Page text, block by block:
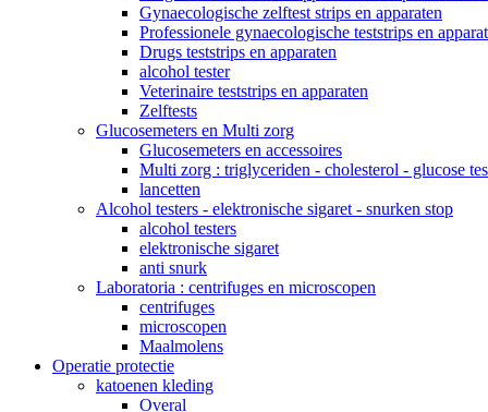
Gynaecologische zelftest strips en apparaten
Professionele gynaecologische teststrips en
Drugs teststrips en apparaten
alcohol tester
Veterinaire teststrips en apparaten
Zelftests
Glucosemeters en Multi zorg
Glucosemeters en accessoires
Multi zorg : triglyceriden - cholesterol - glucose
lancetten
Alcohol testers - elektronische sigaret - snurken stop
alcohol testers
elektronische sigaret
anti snurk
Laboratoria : centrifuges en microscopen
centrifuges
microscopen
Maalmolens
Operatie protectie
katoenen kleding
Overal